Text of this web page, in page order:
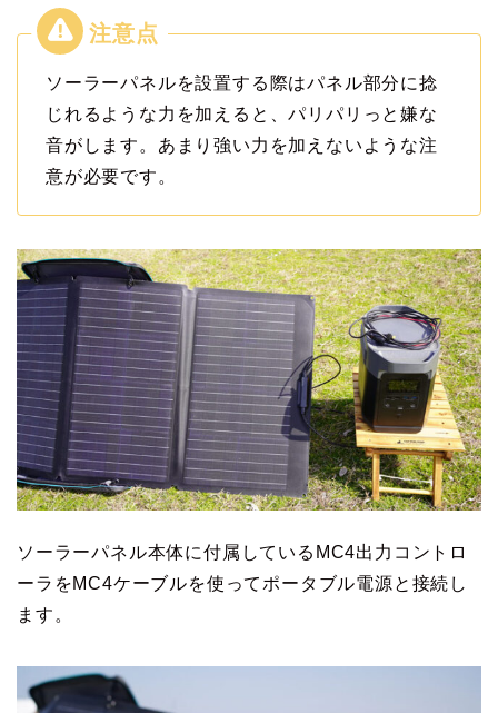
ソーラーパネルを設置する際はパネル部分に捻
じれるような力を加えると、パリパリっと嫌な
音がします。あまり強い力を加えないような注
意が必要です。
ソーラーパネル本体に付属しているMC4出力コントロ
ーラをMC4ケーブルを使ってポータブル電源と接続し
ます。